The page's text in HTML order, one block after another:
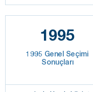
1995
1995 Genel Seçimi
Sonuçları